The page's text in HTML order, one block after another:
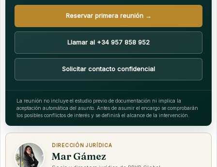
Reservar primera reunión →
Llamar al +34 957 858 952
Solicitar contacto confidencial
La reunión no incluye el estudio previo de documentación ni implica la
aceptación automática del asunto. Antes de asumir el encargo se comprobarán
los posibles conflictos de interés y se definirá el alcance de la intervención.
DIRECCIÓN JURÍDICA
Mar Gámez